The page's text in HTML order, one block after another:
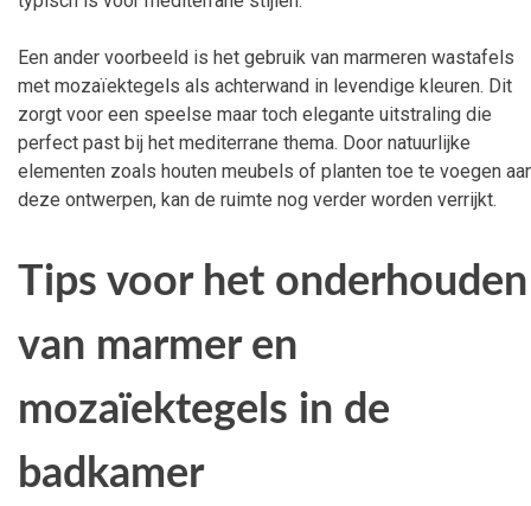
Een ander voorbeeld is het gebruik van marmeren wastafels
met mozaïektegels als achterwand in levendige kleuren. Dit
zorgt voor een speelse maar toch elegante uitstraling die
perfect past bij het mediterrane thema. Door natuurlijke
elementen zoals houten meubels of planten toe te voegen
deze ontwerpen, kan de ruimte nog verder worden verrijkt.
Tips voor het onderhouden
van marmer en
mozaïektegels in de
badkamer